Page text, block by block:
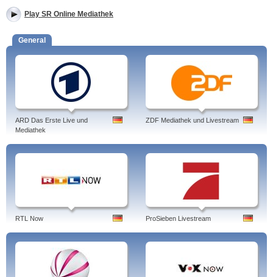
Play SR Online Mediathek
General
ARD Das Erste Live und
Mediathek
ZDF Mediathek und Livestream
RTL Now ProSieben Livestream